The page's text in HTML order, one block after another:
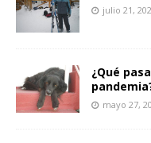
julio 21,
¿Qué
mayo 27,